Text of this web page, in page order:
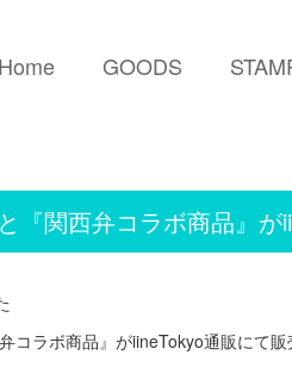
Home GOODS
『関西弁コラボ商品』が
コラボ商品』がiineTokyo通販にて販